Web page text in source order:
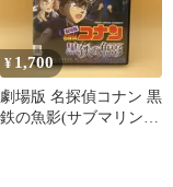
¥ 1,700
劇場版 名探偵コナン 黒
鉄の魚影(サブマリン)